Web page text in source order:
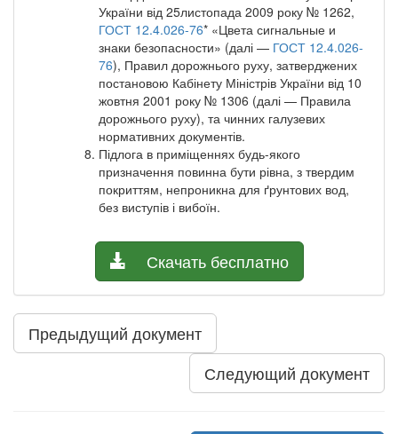
України від 25листопада 2009 року № 1262,
ГОСТ 12.4.026-76* «Цвета сигнальные и
знаки безопасности» (далі — ГОСТ 12.4.026-
76), Правил дорожнього руху, затверджених
постановою Кабінету Міністрів України від 10
жовтня 2001 року № 1306 (далі — Правила
дорожнього руху), та чинних галузевих
нормативних документів.
Підлога в приміщеннях будь-якого
призначення повинна бути рівна, з твердим
покриттям, непроникна для ґрунтових вод,
без виступів і вибоїн.
Скачать бесплатно
Предыдущий документ
Следующий документ